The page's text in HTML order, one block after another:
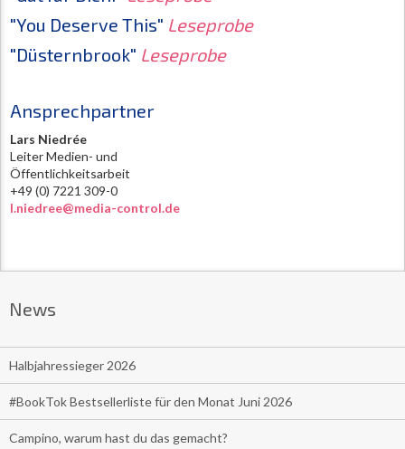
"You Deserve This" Leseprobe
"Düsternbrook" Leseprobe
Ansprechpartner
Lars Niedrée
Leiter Medien- und
Öffentlichkeitsarbeit
+49 (0) 7221 309-0
l.niedree@media-control.de
News
Halbjahressieger 2026
#BookTok Bestsellerliste für den Monat Juni 2026
Campino, warum hast du das gemacht?